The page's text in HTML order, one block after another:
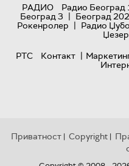
РАДИО
Радио Београд
Београд 3 | Београд 202
Рокенролер | Радио
Џезер
РТС
Контакт |
Приватност | Copyright |